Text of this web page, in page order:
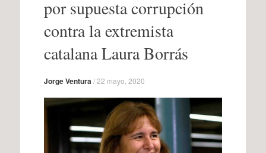
por supuesta corrupción
contra la extremista
catalana Laura Borrás
Jorge Ventura /22 mayo, 2020